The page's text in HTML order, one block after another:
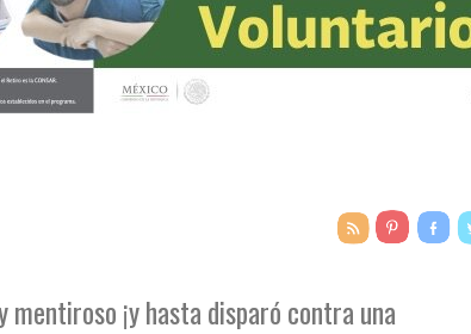
¡y hasta disparó contra una